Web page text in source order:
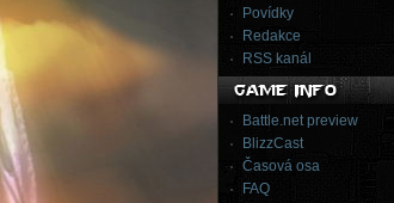
Povídky
Redakce
RSS kanál
Battle.net preview
BlizzCast
Časová osa
FAQ